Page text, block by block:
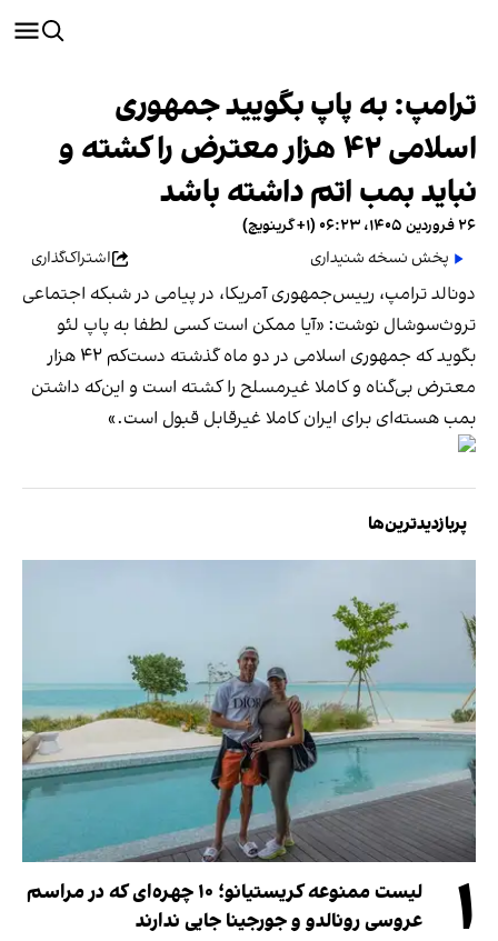
ترامپ: به پاپ بگویید جمهوری
اسلامی ۴۲ هزار معترض را کشته و
نباید بمب اتم داشته باشد
۲۶ فروردین ۱۴۰۵، ۰۶:۲۳ (‎+۱ گرینویچ)
پخش نسخه شنیداری
اشتراک‌گذاری
دونالد ترامپ، رییس‌جمهوری آمریکا، در پیامی در شبکه اجتماعی
تروث‌سوشال نوشت: «آیا ممکن است کسی لطفا به پاپ لئو
بگوید که جمهوری اسلامی در دو ماه گذشته دست‌کم ۴۲ هزار
معترض بی‌گناه و کاملا غیرمسلح را کشته است و این‌که داشتن
بمب هسته‌ای برای ایران کاملا غیرقابل قبول است.»
پربازدیدترین‌ها
۱
لیست ممنوعه کریستیانو؛ ۱۰ چهره‌ای که در مراسم
عروسی رونالدو و جورجینا جایی ندارند